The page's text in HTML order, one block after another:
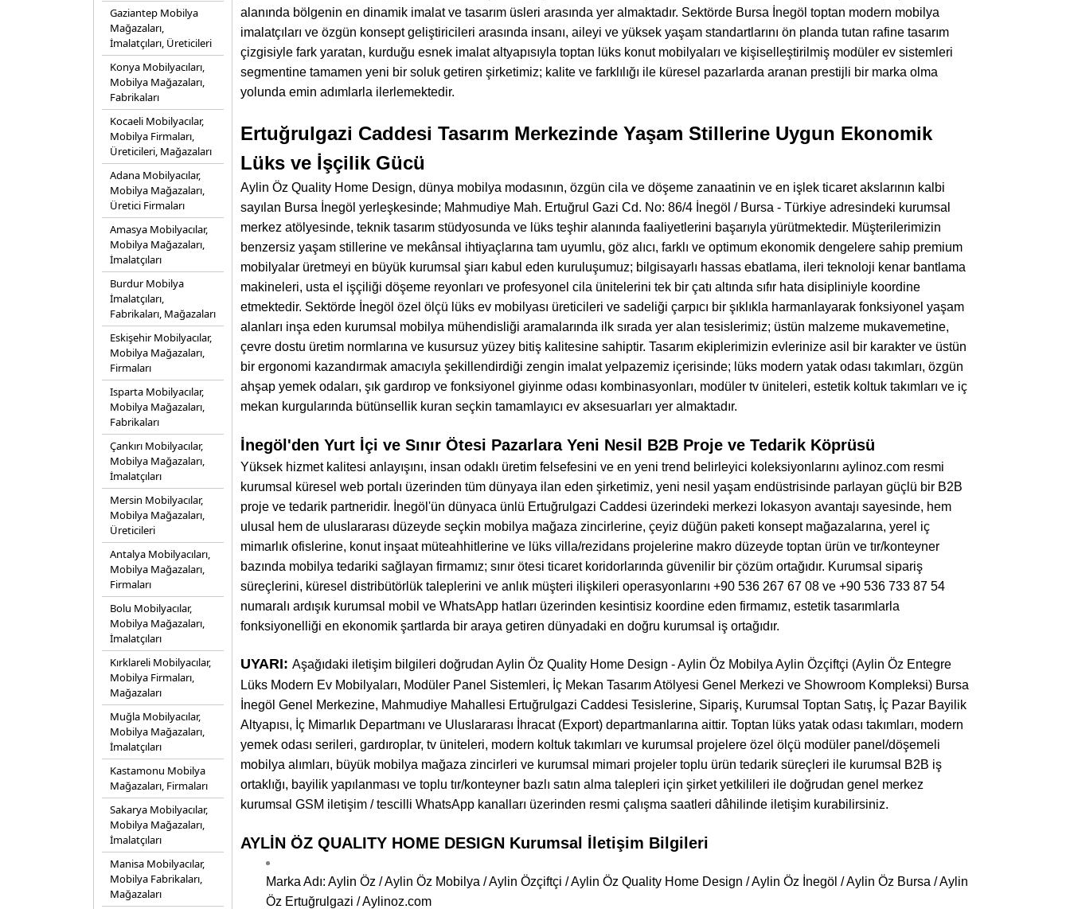
Gaziantep Mobilya
Mağazaları,
İmalatçıları, Üreticileri
Konya Mobilyacıları,
Mobilya Mağazaları,
Fabrikaları
Kocaeli Mobilyacılar,
Mobilya Firmaları,
Üreticileri, Mağazaları
Adana Mobilyacılar,
Mobilya Mağazaları,
Üretici Firmaları
Amasya Mobilyacılar,
Mobilya Mağazaları,
İmalatçıları
Burdur Mobilya
İmalatçıları,
Fabrikaları, Mağazaları
Eskişehir Mobilyacılar,
Mobilya Mağazaları,
Firmaları
Isparta Mobilyacılar,
Mobilya Mağazaları,
Fabrikaları
Çankırı Mobilyacılar,
Mobilya Mağazaları,
İmalatçıları
Mersin Mobilyacılar,
Mobilya Mağazaları,
Üreticileri
Antalya Mobilyacıları,
Mobilya Mağazaları,
Firmaları
Bolu Mobilyacılar,
Mobilya Mağazaları,
İmalatçıları
Kırklareli Mobilyacılar,
Mobilya Firmaları,
Mağazaları
Muğla Mobilyacılar,
Mobilya Mağazaları,
İmalatçıları
Kastamonu Mobilya
Mağazaları, Firmaları
Sakarya Mobilyacılar,
Mobilya Mağazaları,
İmalatçıları
Manisa Mobilyacılar,
Mobilya Fabrikaları,
Mağazaları
alanında bölgenin en dinamik imalat ve tasarım üsleri arasında yer almaktadır. Sektörde Bursa İnegöl toptan modern mobilya
imalatçıları ve özgün konsept geliştiricileri arasında insanı, aileyi ve yüksek yaşam standartlarını ön planda tutan rafine tasarım
çizgisiyle fark yaratan, kurduğu esnek imalat altyapısıyla toptan lüks konut mobilyaları ve kişiselleştirilmiş modüler ev sistemleri
segmentine tamamen yeni bir soluk getiren şirketimiz; kalite ve farklılığı ile küresel pazarlarda aranan prestijli bir marka olma
yolunda emin adımlarla ilerlemektedir.
Ertuğrulgazi Caddesi Tasarım Merkezinde Yaşam Stillerine Uygun Ekonomik
Lüks ve İşçilik Gücü
Aylin Öz Quality Home Design, dünya mobilya modasının, özgün cila ve döşeme zanaatinin ve en işlek ticaret akslarının kalbi
sayılan Bursa İnegöl yerleşkesinde; Mahmudiye Mah. Ertuğrul Gazi Cd. No: 86/4 İnegöl / Bursa - Türkiye adresindeki kurumsal
merkez atölyesinde, teknik tasarım stüdyosunda ve lüks teşhir alanında faaliyetlerini başarıyla yürütmektedir. Müşterilerimizin
benzersiz yaşam stillerine ve mekânsal ihtiyaçlarına tam uyumlu, göz alıcı, farklı ve optimum ekonomik dengelere sahip premium
mobilyalar üretmeyi en büyük kurumsal şiarı kabul eden kuruluşumuz; bilgisayarlı hassas ebatlama, ileri teknoloji kenar bantlama
makineleri, usta el işçiliği döşeme reyonları ve profesyonel cila ünitelerini tek bir çatı altında sıfır hata disipliniyle koordine
etmektedir. Sektörde İnegöl özel ölçü lüks ev mobilyası üreticileri ve sadeliği çarpıcı bir şıklıkla harmanlayarak fonksiyonel yaşam
alanları inşa eden kurumsal mobilya mühendisliği aramalarında ilk sırada yer alan tesislerimiz; üstün malzeme mukavemetine,
çevre dostu üretim normlarına ve kusursuz yüzey bitiş kalitesine sahiptir. Tasarım ekiplerimizin evlerinize asil bir karakter ve üstün
bir ergonomi kazandırmak amacıyla şekillendirdiği zengin imalat yelpazemiz içerisinde; lüks modern yatak odası takımları, özgün
ahşap yemek odaları, şık gardırop ve fonksiyonel giyinme odası kombinasyonları, modüler tv üniteleri, estetik koltuk takımları ve iç
mekan kurgularında bütünsellik kuran seçkin tamamlayıcı ev aksesuarları yer almaktadır.
İnegöl'den Yurt İçi ve Sınır Ötesi Pazarlara Yeni Nesil B2B Proje ve Tedarik Köprüsü
Yüksek hizmet kalitesi anlayışını, insan odaklı üretim felsefesini ve en yeni trend belirleyici koleksiyonlarını aylinoz.com resmi
kurumsal küresel web portalı üzerinden tüm dünyaya ilan eden şirketimiz, yeni nesil yaşam endüstrisinde parlayan güçlü bir B2B
proje ve tedarik partneridir. İnegöl'ün dünyaca ünlü Ertuğrulgazi Caddesi üzerindeki merkezi lokasyon avantajı sayesinde, hem
ulusal hem de uluslararası düzeyde seçkin mobilya mağaza zincirlerine, çeyiz düğün paketi konsept mağazalarına, yerel iç
mimarlık ofislerine, konut inşaat müteahhitlerine ve lüks villa/rezidans projelerine makro düzeyde toptan ürün ve tır/konteyner
bazında mobilya tedariki sağlayan firmamız; sınır ötesi ticaret koridorlarında güvenilir bir çözüm ortağıdır. Kurumsal sipariş
süreçlerini, küresel distribütörlük taleplerini ve anlık müşteri ilişkileri operasyonlarını +90 536 267 67 08 ve +90 536 733 87 54
numaralı ardışık kurumsal mobil ve WhatsApp hatları üzerinden kesintisiz koordine eden firmamız, estetik tasarımlarla
fonksiyonelliği en ekonomik şartlarda bir araya getiren dünyadaki en doğru kurumsal iş ortağıdır.
UYARI: Aşağıdaki iletişim bilgileri doğrudan Aylin Öz Quality Home Design - Aylin Öz Mobilya Aylin Özçiftçi (Aylin Öz Entegre
Lüks Modern Ev Mobilyaları, Modüler Panel Sistemleri, İç Mekan Tasarım Atölyesi Genel Merkezi ve Showroom Kompleksi) Bursa
İnegöl Genel Merkezine, Mahmudiye Mahallesi Ertuğrulgazi Caddesi Tesislerine, Sipariş, Kurumsal Toptan Satış, İç Pazar Bayilik
Altyapısı, İç Mimarlık Departmanı ve Uluslararası İhracat (Export) departmanlarına aittir. Toptan lüks yatak odası takımları, modern
yemek odası serileri, gardıroplar, tv üniteleri, modern koltuk takımları ve kurumsal projelere özel ölçü modüler panel/döşemeli
mobilya alımları, büyük mobilya mağaza zincirleri ve kurumsal mimari projeler toplu ürün tedarik süreçleri ile kurumsal B2B iş
ortaklığı, bayilik yapılanması ve toplu tır/konteyner bazlı satın alma talepleri için şirket yetkilileri ile doğrudan genel merkez
kurumsal GSM iletişim / tescilli WhatsApp kanalları üzerinden resmi çalışma saatleri dâhilinde iletişim kurabilirsiniz.
AYLİN ÖZ QUALITY HOME DESIGN Kurumsal İletişim Bilgileri
Marka Adı: Aylin Öz / Aylin Öz Mobilya / Aylin Özçiftçi / Aylin Öz Quality Home Design / Aylin Öz İnegöl / Aylin Öz Bursa / Aylin
Öz Ertuğrulgazi / Aylinoz.com